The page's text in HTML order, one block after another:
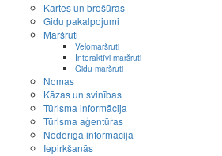
Kartes un brošūras
Gidu pakalpojumi
Maršruti
Velomaršruti
Interaktīvi maršruti
Gidu maršruti
Nomas
Kāzas un svinības
Tūrisma informācija
Tūrisma aģentūras
Noderīga informācija
Iepirkšanās